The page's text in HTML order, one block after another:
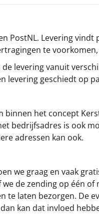
PostNL. Levering
te
levering vanuit
levering geschiedt op
binnen het concept
bedrijfsadres is ook
adressen kan ook.
we graag en vaak
de zending op één
te laten bezorgen. De
kan dat invloed